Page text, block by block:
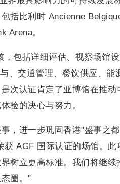
括比利时 Ancienne
Arena。
包括详细评估、视察场馆
、交通管理、餐饮供应、能
次认证肯定了亚博馆在推
验的决心与努力。
，进一步巩固香港"盛事之
AGF 国际认证的场馆。
树立更高标准。我们将继
圈。"